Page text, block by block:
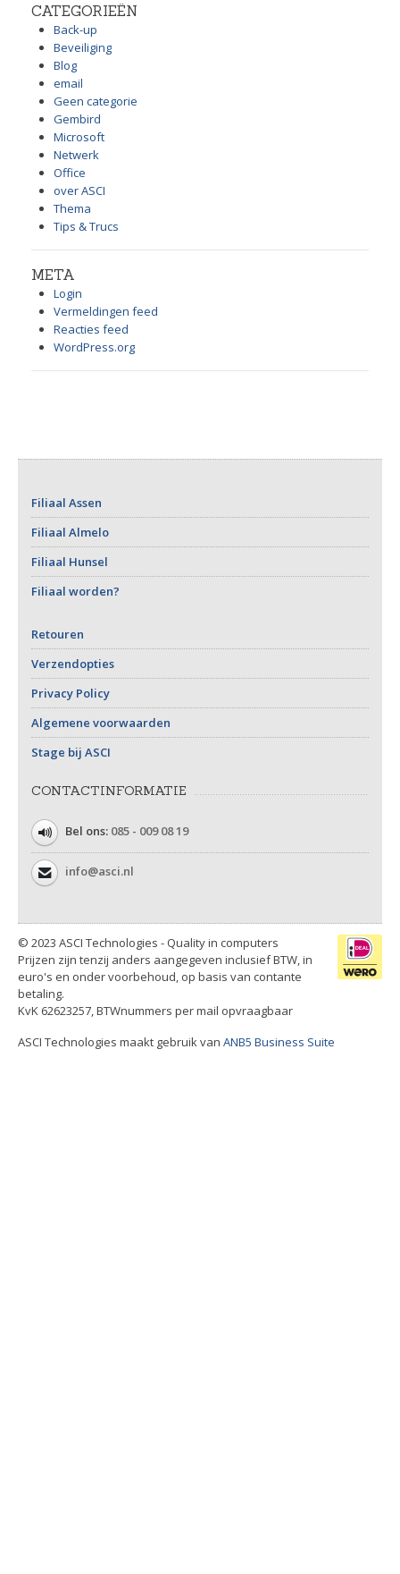
CATEGORIEËN
Back-up
Beveiliging
Blog
email
Geen categorie
Gembird
Microsoft
Netwerk
Office
over ASCI
Thema
Tips & Trucs
META
Login
Vermeldingen feed
Reacties feed
WordPress.org
Filiaal Assen
Filiaal Almelo
Filiaal Hunsel
Filiaal worden?
Retouren
Verzendopties
Privacy Policy
Algemene voorwaarden
Stage bij ASCI
CONTACTINFORMATIE
Bel ons: 085 - 009 08 19
info@asci.nl
© 2023 ASCI Technologies - Quality in computers
Prijzen zijn tenzij anders aangegeven inclusief BTW, in
euro's en onder voorbehoud, op basis van contante
betaling.
KvK 62623257, BTWnummers per mail opvraagbaar
ASCI Technologies maakt gebruik van ANB5 Business Suite